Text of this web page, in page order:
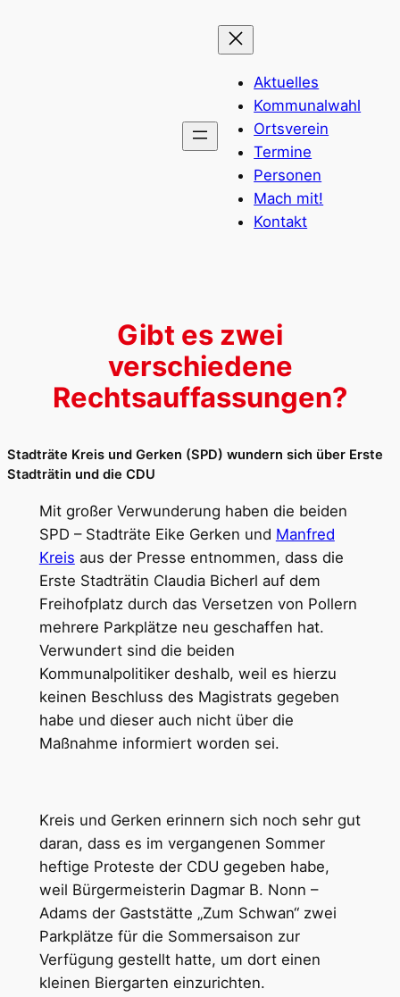
Aktuelles
Kommunalwahl
Ortsverein
Termine
Personen
Mach mit!
Kontakt
Gibt es zwei
verschiedene
Rechtsauffassungen?
Stadträte Kreis und Gerken (SPD) wundern sich über Erste
Stadträtin und die CDU
Mit großer Verwunderung haben die beiden
SPD – Stadträte Eike Gerken und Manfred
Kreis aus der Presse entnommen, dass die
Erste Stadträtin Claudia Bicherl auf dem
Freihofplatz durch das Versetzen von Pollern
mehrere Parkplätze neu geschaffen hat.
Verwundert sind die beiden
Kommunalpolitiker deshalb, weil es hierzu
keinen Beschluss des Magistrats gegeben
habe und dieser auch nicht über die
Maßnahme informiert worden sei.
Kreis und Gerken erinnern sich noch sehr gut
daran, dass es im vergangenen Sommer
heftige Proteste der CDU gegeben habe,
weil Bürgermeisterin Dagmar B. Nonn –
Adams der Gaststätte „Zum Schwan“ zwei
Parkplätze für die Sommersaison zur
Verfügung gestellt hatte, um dort einen
kleinen Biergarten einzurichten.